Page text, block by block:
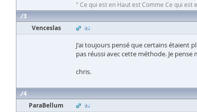
" Ce qui est en Haut est Comme Ce qui est
3
Venceslas
J'ai toujours pensé que certains étaient
pas réussi avec cette méthode. Je
chris.
4
ParaBellum